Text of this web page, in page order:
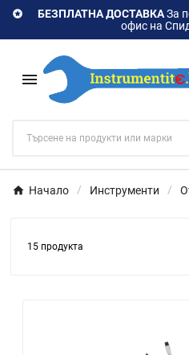
 БЕЗПЛАТНА ДОСТАВКАЗа
офис на

Начало Инструменти
15 продукта